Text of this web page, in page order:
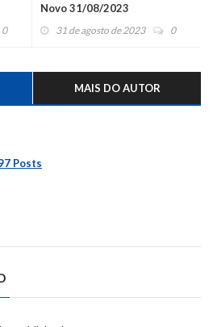
0
Novo 31/08/2023
31 de agosto de 2023 0
MAIS DO AUTOR
Posts